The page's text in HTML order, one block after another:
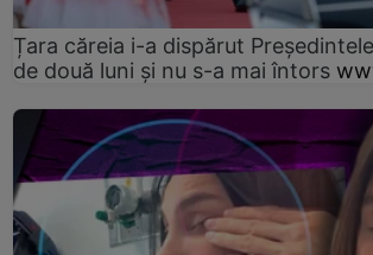
Țara căreia i-a dispărut
de două luni și nu s-a mai întors